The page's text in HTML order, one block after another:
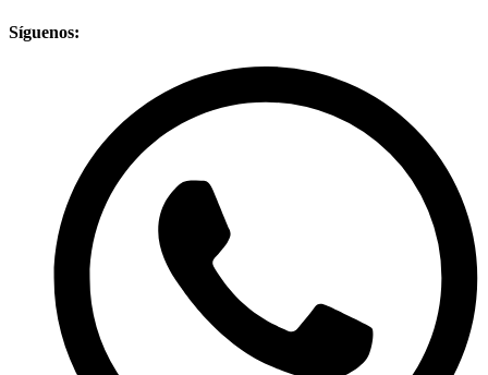
Síguenos: